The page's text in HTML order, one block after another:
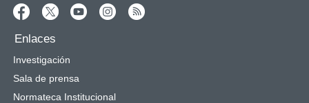
Enlaces
Investigación
Sala de prensa
Normateca Institucional